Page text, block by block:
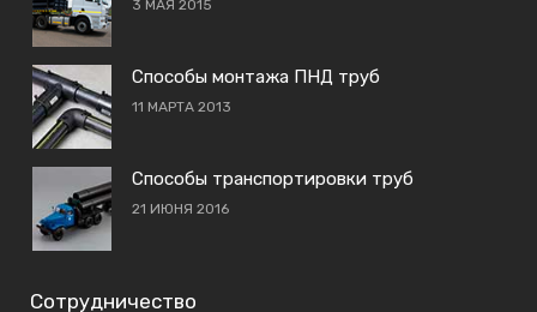
3 МАЯ 2015
Способы монтажа ПНД труб
11 МАРТА 2013
Способы транспортировки труб
21 ИЮНЯ 2016
Сотрудничество